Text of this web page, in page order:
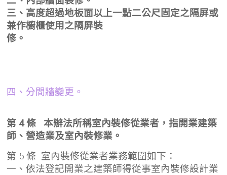
三、高度超過地板面以上一點二公尺固定之隔屏或
兼作櫥櫃使用之隔屏裝
修。
四、分間牆變更。
第 4 條 本辦法所稱室內裝修從業者，指開業建築
師、營造業及室內裝修業。
第 5 條 室內裝修從業者業務範圍如下：
一、依法登記開業之建築師得從事室內裝修設計業